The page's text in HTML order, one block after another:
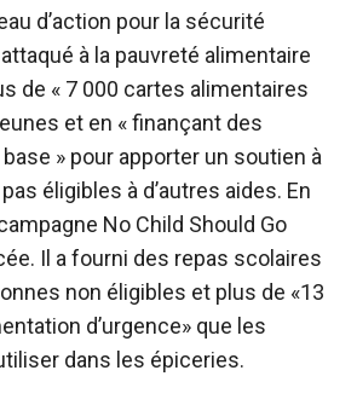
d’action pour la sécurité
à la pauvreté alimentaire
de « 7 000 cartes alimentaires
et en « finançant des
» pour apporter un soutien à
éligibles à d’autres aides. En
No Child Should Go
Il a fourni des repas scolaires
non éligibles et plus de «13
d’urgence» que les
dans les épiceries.